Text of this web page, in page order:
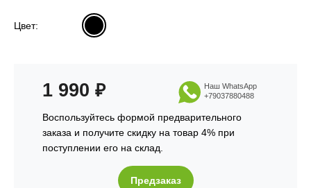
Цвет:
1 990 ₽
Воспользуйтесь формой предварительного
заказа и получите скидку на товар 4% при
поступлении его на склад.
Наш WhatsApp
+79037880488
Предзаказ